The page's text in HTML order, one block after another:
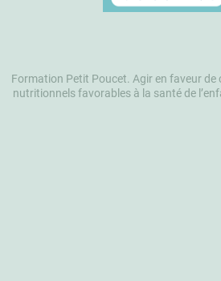
Formation Petit Poucet. Agir en faveur
nutritionnels favorables à la santé de